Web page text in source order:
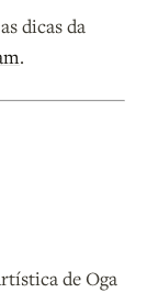
dicas da
.
de Oga